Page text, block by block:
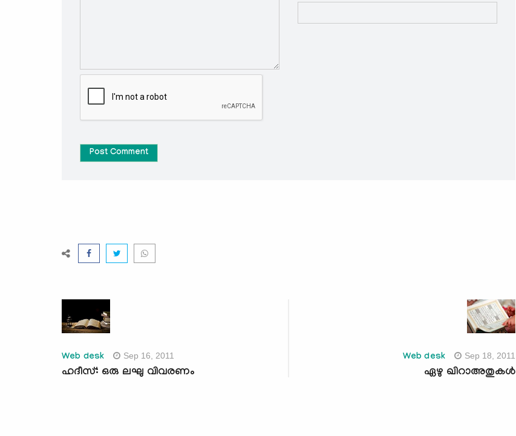
Post Comment
Web desk Sep 16, 2011
ഹദീസ്: ഒരു ലഘു വിവരണം
Web desk Sep 18, 2011
ഏഴു ഖിറാഅതുകള്‍